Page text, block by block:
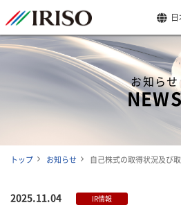
お知らせ
トップ お知らせ 自己株式の取得状況及び
2025.11.04 IR情報